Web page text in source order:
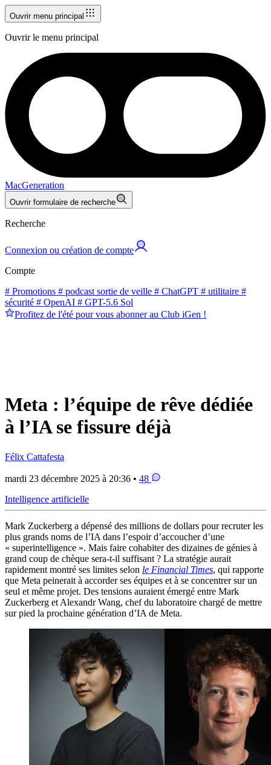
Ouvrir menu principal
Ouvrir le menu principal
MacGeneration
Ouvrir formulaire de recherche
Recherche
Connexion ou création de compte
Compte
# Promotions # podcast sortie de veille # ChatGPT # utilitaire #
sécurité # OpenAI # GPT-5.6 Sol
Profitez de l'été pour vous abonner au Club iGen !
Meta : l’équipe de rêve dédiée
à l’IA se fissure déjà
Félix Cattafesta
mardi 23 décembre 2025 à 20:36 • 48
Intelligence artificielle
Mark Zuckerberg a dépensé des millions de dollars pour recruter les
plus grands noms de l’IA dans l’espoir d’accoucher d’une
« superintelligence ». Mais faire cohabiter des dizaines de génies à
grand coup de chèque sera-t-il suffisant ? La stratégie aurait
rapidement montré ses limites selon le Financial Times, qui rapporte
que Meta peinerait à accorder ses équipes et à se concentrer sur un
seul et même projet. Des tensions auraient émergé entre Mark
Zuckerberg et Alexandr Wang, chef du laboratoire chargé de mettre
sur pied la prochaine génération d’IA de Meta.